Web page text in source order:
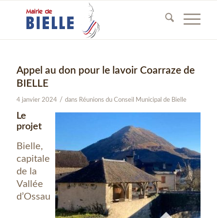
Appel au don pour le lavoir Coarraze de
BIELLE
4 janvier 2024 / dans Réunions du Conseil Municipal de Bielle
Le
projet
Bielle,
capitale
de la
Vallée
d’Ossau